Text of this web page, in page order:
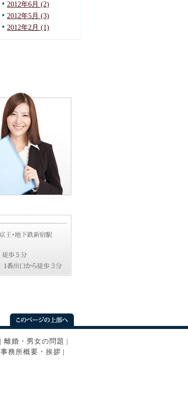
2012年6月 (2)
2012年5月 (3)
2012年2月 (1)
離婚・男女の問題
事務所概要・挨拶